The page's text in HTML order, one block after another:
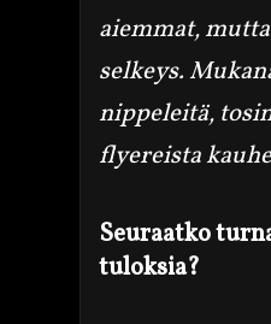
aiemmat,
selkeys.
nippeleitä,
flyereista
Seuraatko
tuloksia?